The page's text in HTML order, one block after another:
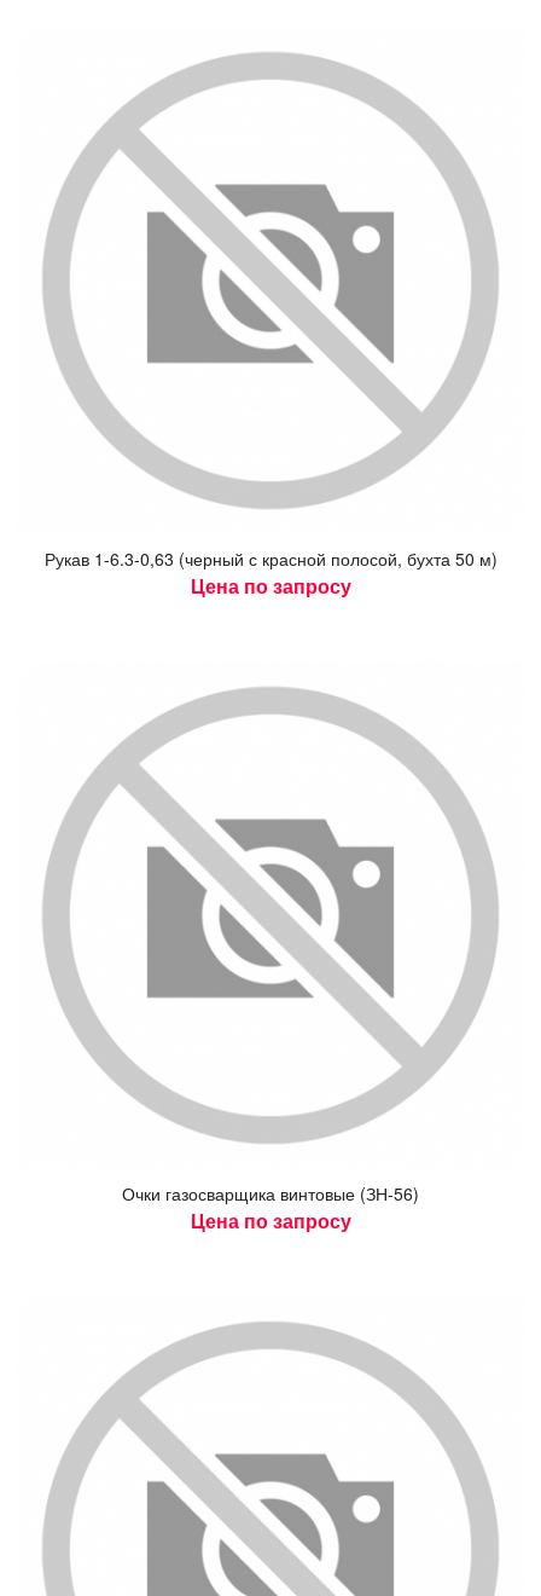
Ру­кав 1-6.3-0,63 (чер­ный с крас­ной по­лосой, бух­та 50 м)
Цена по запросу
Оч­ки га­зос­варщи­ка вин­то­вые (ЗН-56)
Цена по запросу